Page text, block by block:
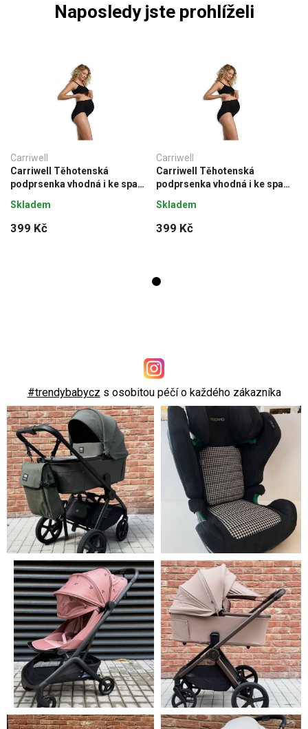
Naposledy jste prohlíželi
Carriwell
Carriwell Těhotenská
podprsenka vhodná i ke spaní
399 Kč
Skladem
Carriwell
Carriwell Těhotenská
podprsenka vhodná i ke spaní
399 Kč
Skladem
#trendybabycz s osobitou péčí o každého zákazníka